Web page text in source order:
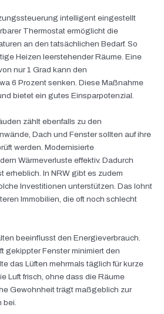
intelligent eingestellt
Thermostat ermöglicht die
an den tatsächlichen Bedarf. So
Heizen leerstehender Räume. Eine
nur 1 Grad kann den
6 Prozent senken. Diese Maßnahme
bietet ein gutes Einsparpotenzial.
zählt ebenfalls zu den
Dach und Fenster sollten auf ihre
werden. Modernisierte
Wärmeverluste effektiv. Dadurch
erheblich. In NRW gibt es zudem
Investitionen unterstützen. Das lohnt
Immobilien, die oft noch schlecht
beeinflusst den Energieverbrauch.
gekippter Fenster minimiert den
das Lüften mehrmals täglich für kurze
Luft frisch, ohne dass die Räume
Gewohnheit trägt maßgeblich zur
bei.